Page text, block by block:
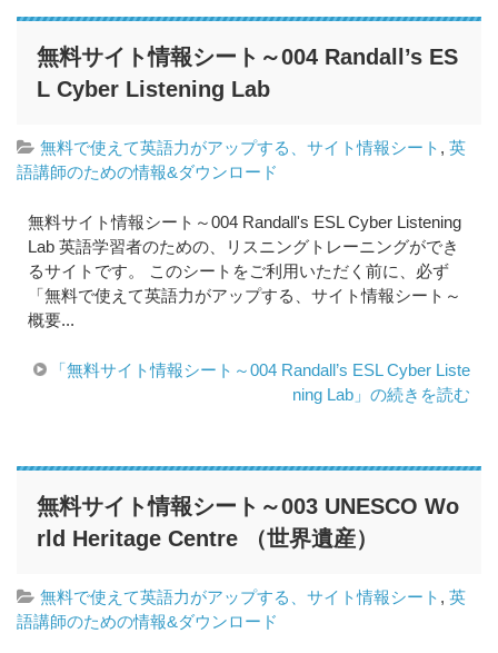
無料サイト情報シート～004 Randall’s ES
L Cyber Listening Lab
無料で使えて英語力がアップする、サイト情報シート ,英
語講師のための情報&ダウンロード
無料サイト情報シート～004 Randall's ESL Cyber Listening
Lab 英語学習者のための、リスニングトレーニングができ
るサイトです。 このシートをご利用いただく前に、必ず
「無料で使えて英語力がアップする、サイト情報シート～
概要...
「無料サイト情報シート～004 Randall’s ESL Cyber Liste
ning Lab」の続きを読む
無料サイト情報シート～003 UNESCO Wo
rld Heritage Centre （世界遺産）
無料で使えて英語力がアップする、サイト情報シート ,英
語講師のための情報&ダウンロード